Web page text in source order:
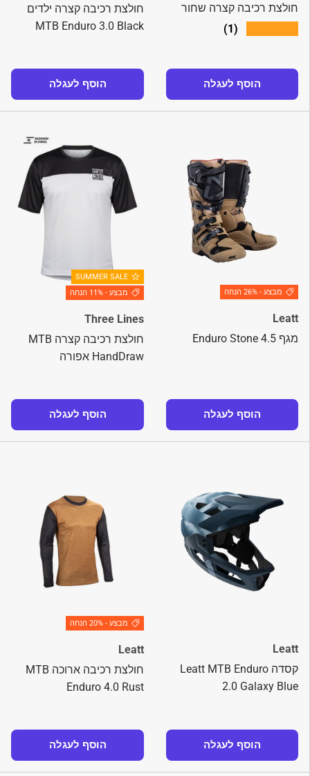
חולצת רכיבה קצרה שחור
(1)
הוסף לעגלה
חולצת רכיבה קצרה ילדים
MTB Enduro 3.0 Black
הוסף לעגלה
מבצע - 26% הנחה
Leatt
מגף 4.5 Enduro Stone
הוסף לעגלה
SUMMER SALE
מבצע - 11% הנחה
Three Lines
חולצת רכיבה קצרה MTB
HandDraw אפורה
הוסף לעגלה
Leatt
קסדה Leatt MTB Enduro
2.0 Galaxy Blue
הוסף לעגלה
מבצע - 20% הנחה
Leatt
חולצת רכיבה ארוכה MTB
Enduro 4.0 Rust
הוסף לעגלה